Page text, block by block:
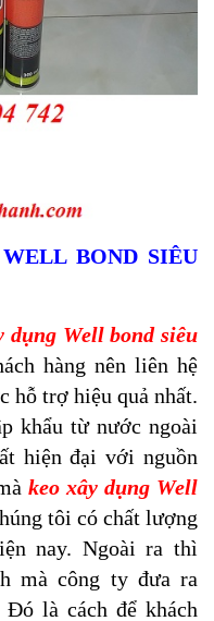
BOND SIÊU
dụng Well bond siêu
hàng nên liên hệ
hỗ trợ hiệu quả nhất.
khẩu từ nước ngoài
hiện đại với nguồn
keo xây dụng Well
tôi có chất lượng
nay. Ngoài ra thì
mà công ty đưa ra
là cách để khách